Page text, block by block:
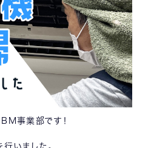
事業部です！
いました。